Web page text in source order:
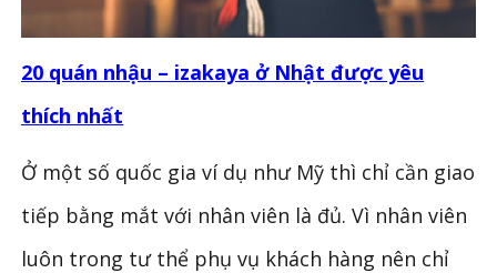
20 quán nhậu – izakaya ở Nhật được yêu
thích nhất
Ở một số quốc gia ví dụ như Mỹ thì chỉ cần giao
tiếp bằng mắt với nhân viên là đủ. Vì nhân viên
luôn trong tư thể phụ vụ khách hàng nên chỉ